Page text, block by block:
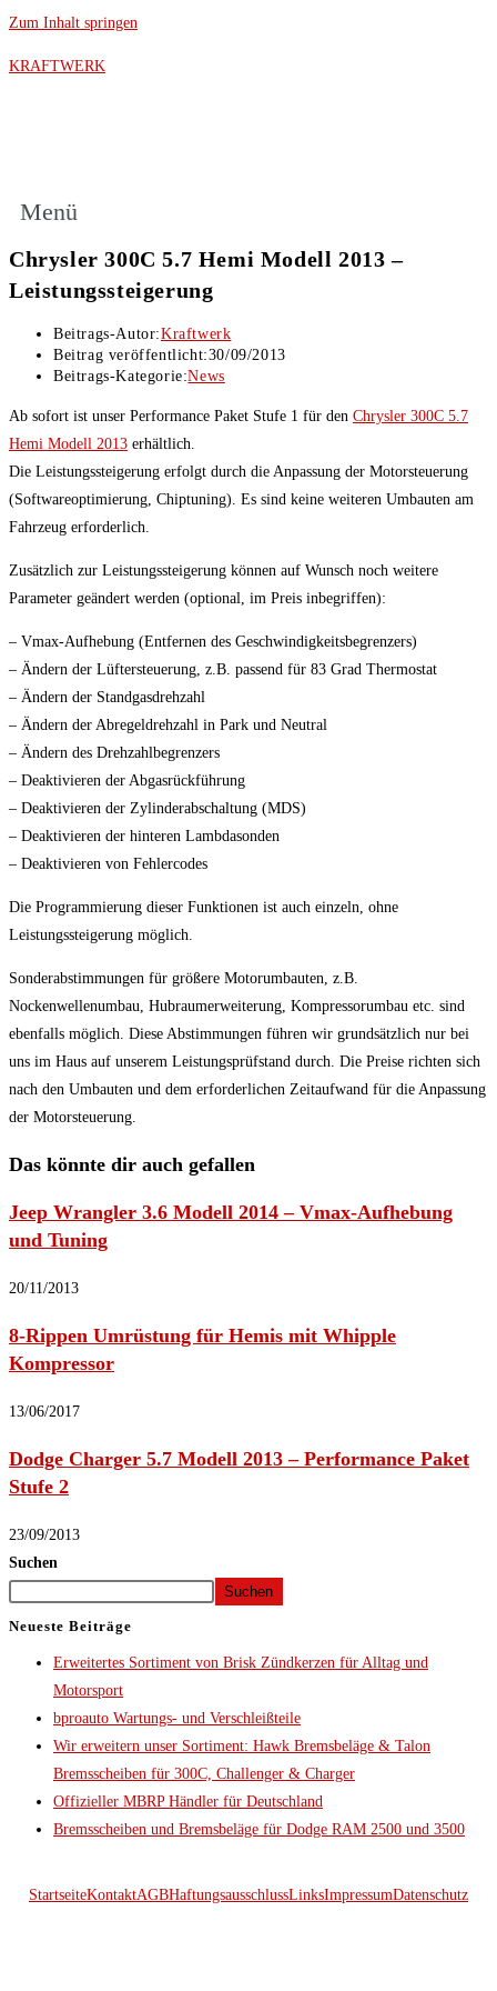
Zum Inhalt springen
KRAFTWERK
Menü
Chrysler 300C 5.7 Hemi Modell 2013 –
Leistungssteigerung
Beitrags-Autor:Kraftwerk
Beitrag veröffentlicht:30/09/2013
Beitrags-Kategorie:News
Ab sofort ist unser Performance Paket Stufe 1 für den Chrysler 300C 5.7
Hemi Modell 2013 erhältlich.
Die Leistungssteigerung erfolgt durch die Anpassung der Motorsteuerung
(Softwareoptimierung, Chiptuning). Es sind keine weiteren Umbauten am
Fahrzeug erforderlich.
Zusätzlich zur Leistungssteigerung können auf Wunsch noch weitere
Parameter geändert werden (optional, im Preis inbegriffen):
– Vmax-Aufhebung (Entfernen des Geschwindigkeitsbegrenzers)
– Ändern der Lüftersteuerung, z.B. passend für 83 Grad Thermostat
– Ändern der Standgasdrehzahl
– Ändern der Abregeldrehzahl in Park und Neutral
– Ändern des Drehzahlbegrenzers
– Deaktivieren der Abgasrückführung
– Deaktivieren der Zylinderabschaltung (MDS)
– Deaktivieren der hinteren Lambdasonden
– Deaktivieren von Fehlercodes
Die Programmierung dieser Funktionen ist auch einzeln, ohne
Leistungssteigerung möglich.
Sonderabstimmungen für größere Motorumbauten, z.B.
Nockenwellenumbau, Hubraumerweiterung, Kompressorumbau etc. sind
ebenfalls möglich. Diese Abstimmungen führen wir grundsätzlich nur bei
uns im Haus auf unserem Leistungsprüfstand durch. Die Preise richten sich
nach den Umbauten und dem erforderlichen Zeitaufwand für die Anpassung
der Motorsteuerung.
Das könnte dir auch gefallen
Jeep Wrangler 3.6 Modell 2014 – Vmax-Aufhebung
und Tuning
20/11/2013
8-Rippen Umrüstung für Hemis mit Whipple
Kompressor
13/06/2017
Dodge Charger 5.7 Modell 2013 – Performance Paket
Stufe 2
23/09/2013
Suchen
Suchen
Neueste Beiträge
Erweitertes Sortiment von Brisk Zündkerzen für Alltag und
Motorsport
bproauto Wartungs- und Verschleißteile
Wir erweitern unser Sortiment: Hawk Bremsbeläge & Talon
Bremsscheiben für 300C, Challenger & Charger
Offizieller MBRP Händler für Deutschland
Bremsscheiben und Bremsbeläge für Dodge RAM 2500 und 3500
StartseiteKontaktAGBHaftungsausschlussLinksImpressumDatenschutz